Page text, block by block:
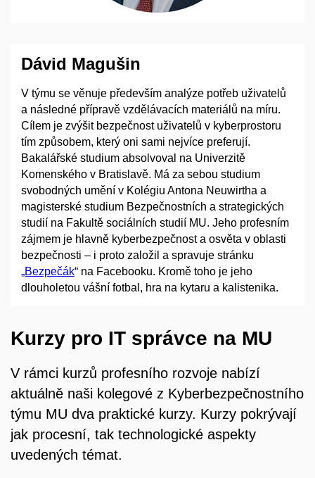
Dávid Magušin
V týmu se věnuje především analýze potřeb uživatelů
a následné přípravě vzdělávacích materiálů na míru.
Cílem je zvýšit bezpečnost uživatelů v kyberprostoru
tím způsobem, který oni sami nejvíce preferují.
Bakalářské studium absolvoval na Univerzitě
Komenského v Bratislavě. Má za sebou studium
svobodných umění v Kolégiu Antona Neuwirtha a
magisterské studium Bezpečnostních a strategických
studií na Fakultě sociálních studií MU. Jeho profesním
zájmem je hlavně kyberbezpečnost a osvěta v oblasti
bezpečnosti – i proto založil a spravuje stránku
„Bezpečák“ na Facebooku. Kromě toho je jeho
dlouholetou vášní fotbal, hra na kytaru a kalistenika.
Kurzy pro IT správce na MU
V rámci kurzů profesního rozvoje nabízí
aktuálně naši kolegové z Kyberbezpečnostního
týmu MU dva praktické kurzy. Kurzy pokrývají
jak procesní, tak technologické aspekty
uvedených témat.